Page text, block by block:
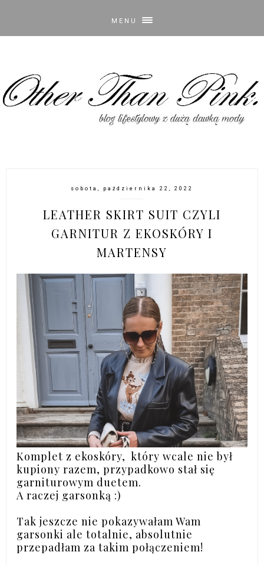
MENU
sobota, października 22, 2022
LEATHER SKIRT SUIT CZYLI
GARNITUR Z EKOSKÓRY I
MARTENSY
Komplet z ekoskóry, który wcale nie był
kupiony razem, przypadkowo stał się
garniturowym duetem.
A raczej garsonką :)
Tak jeszcze nie pokazywałam Wam
garsonki ale totalnie, absolutnie
przepadłam za takim połączeniem!